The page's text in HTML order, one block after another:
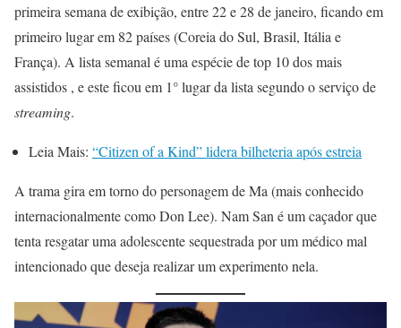
primeira semana de exibição, entre 22 e 28 de janeiro, ficando em
primeiro lugar em 82 países (Coreia do Sul, Brasil, Itália e
França). A lista semanal é uma espécie de top 10 dos mais
assistidos , e este ficou em 1° lugar da lista segundo o serviço de
streaming.
Leia Mais: “Citizen of a Kind” lidera bilheteria após estreia
A trama gira em torno do personagem de Ma (mais conhecido
internacionalmente como Don Lee). Nam San é um caçador que
tenta resgatar uma adolescente sequestrada por um médico mal
intencionado que deseja realizar um experimento nela.